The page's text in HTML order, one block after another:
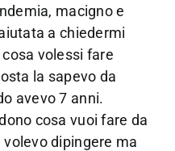
macigno e
a chiedermi
volessi fare
la sapevo da
avevo 7 anni.
cosa vuoi fare da
dipingere ma